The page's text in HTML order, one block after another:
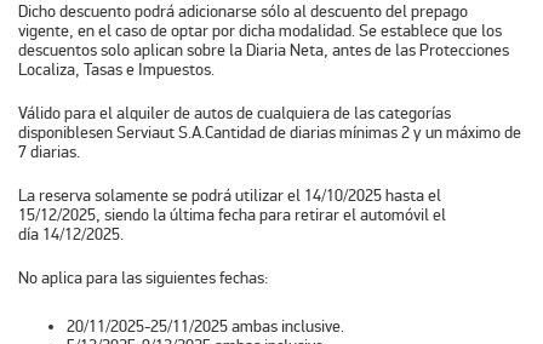
Dicho descuento podrá adicionarse sólo al descuento del prepago
vigente, en el caso de optar por dicha modalidad. Se establece que los
descuentos solo aplican sobre la Diaria Neta, antes de las Protecciones
Localiza, Tasas e Impuestos.
Válido para el alquiler de autos de cualquiera de las categorías
disponiblesen Serviaut S.A.Cantidad de diarias mínimas 2 y un máximo de
7 diarias.
La reserva solamente se podrá utilizar el 14/10/2025 hasta el
15/12/2025, siendo la última fecha para retirar el automóvil el
día 14/12/2025.
No aplica para las siguientes fechas:
20/11/2025-25/11/2025 ambas inclusive.